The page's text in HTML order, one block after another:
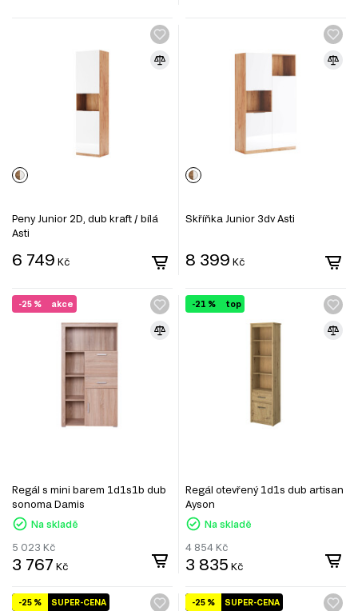
Peny Junior 2D, dub kraft / bílá
Asti
6 749 Kč
Skříňka Junior 3dv Asti
8 399 Kč
akce
-25 %
Regál s mini barem 1d1s1b dub
sonoma Damis
Na skladě
5 023 Kč
3 767 Kč
top
-21 %
Regál otevřený 1d1s dub artisan
Ayson
Na skladě
4 854 Kč
3 835 Kč
SUPER-CENA
-25 % SUPER-CENA
-25 %